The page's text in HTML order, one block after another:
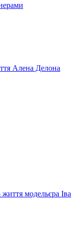
Алена Делона
модельєра Іва